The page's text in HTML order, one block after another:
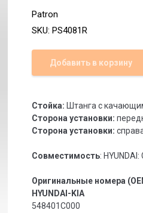
Patron
SKU: PS4081R
Добавить в корзину
Стойка: Штанга с
Сторона установки:
Сторона установки:
Совместимость: HYUNDAI:
Оригинальные номера
HYUNDAI-KIA
548401C000